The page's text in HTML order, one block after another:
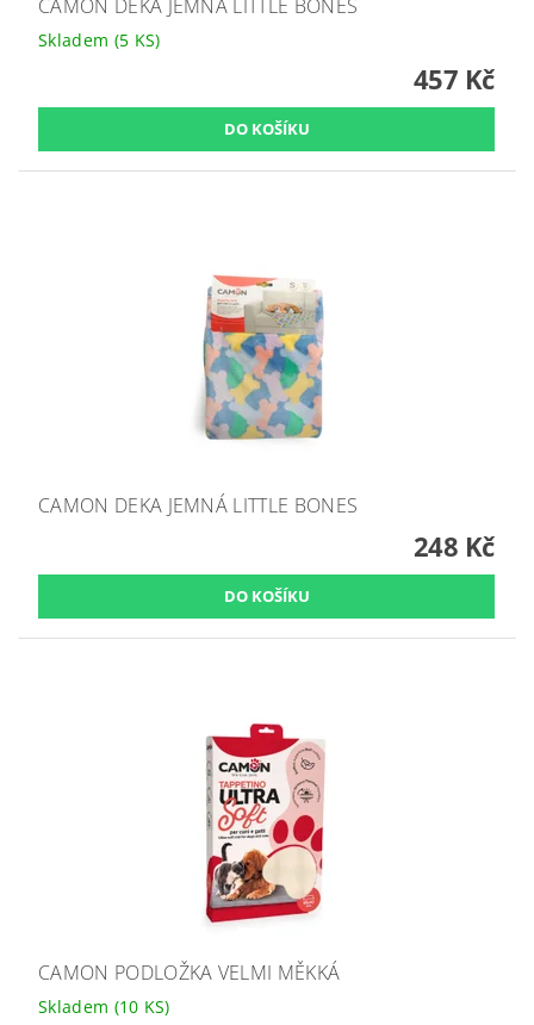
CAMON DEKA JEMNÁ LITTLE BONES
Skladem (5 KS)
457 Kč
CAMON DEKA JEMNÁ LITTLE BONES
248 Kč
CAMON PODLOŽKA VELMI MĚKKÁ
Skladem (10 KS)